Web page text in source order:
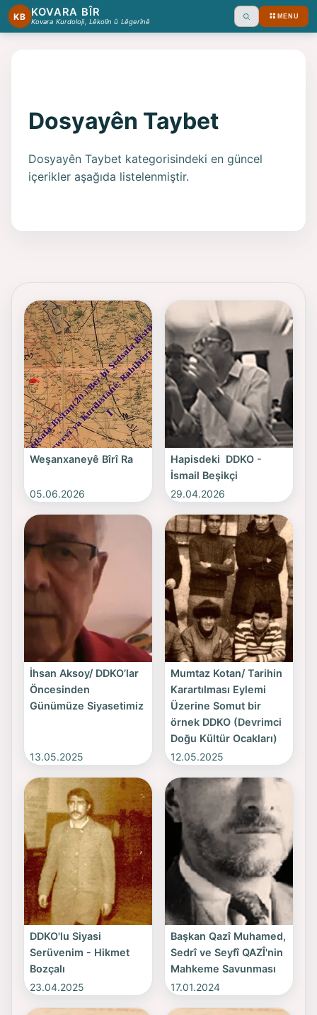
KB KOVARA BÎR
Kovara Kurdoloji, Lêkolîn û Lêgerînê Ara MENU
Dosyayên Taybet
Dosyayên Taybet kategorisindeki en güncel
içerikler aşağıda listelenmiştir.
Weşanxaneyê Bîrî Ra
05.06.2026
Hapisdeki DDKO -
İsmail Beşikçi
29.04.2026
İhsan Aksoy/ DDKO’lar
Öncesinden
Günümüze Siyasetimiz
13.05.2025
Mumtaz Kotan/ Tarihin
Karartılması Eylemi
Üzerine Somut bir
örnek DDKO (Devrimci
Doğu Kültür Ocakları)
12.05.2025
DDKO'lu Siyasi
Serüvenim - Hikmet
Bozçalı
23.04.2025
Başkan Qazî Muhamed,
Sedrî ve Seyfî QAZÎ'nin
Mahkeme Savunması
17.01.2024